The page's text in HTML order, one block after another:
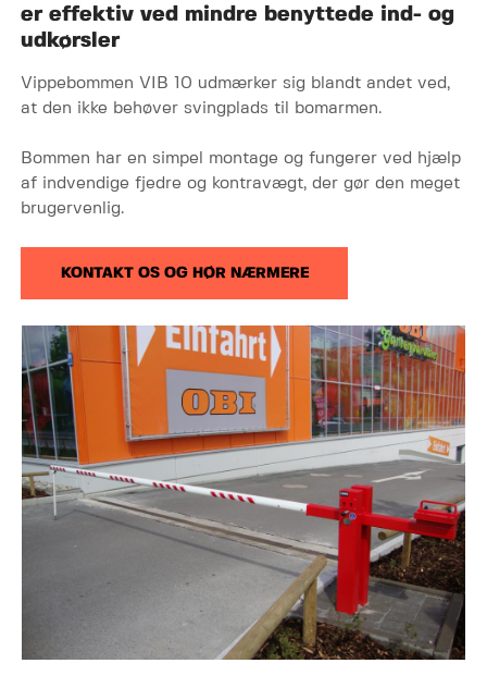
er effektiv ved mindre benyttede ind- og
udkørsler
Vippebommen VIB 10 udmærker sig blandt andet ved,
at den ikke behøver svingplads til bomarmen.
Bommen har en simpel montage og fungerer ved hjælp
af indvendige fjedre og kontravægt, der gør den meget
brugervenlig.
KONTAKT OS OG HØR NÆRMERE